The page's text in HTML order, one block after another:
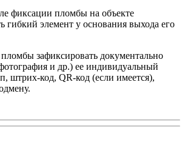
фиксации пломбы на объекте
гибкий элемент у основания выхода его
зафиксировать документально
и др.) ее индивидуальный
штрих-код, QR-код (если имеется),